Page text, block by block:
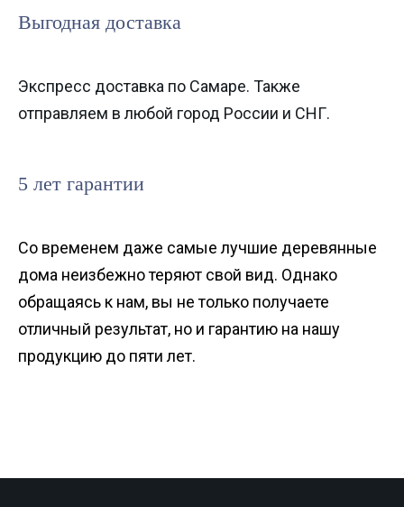
Выгодная доставка
Экспресс доставка по Самаре. Также
отправляем в любой город России и СНГ.
5 лет гарантии
Со временем даже самые лучшие деревянные
дома неизбежно теряют свой вид. Однако
обращаясь к нам, вы не только получаете
отличный результат, но и гарантию на нашу
продукцию до пяти лет.